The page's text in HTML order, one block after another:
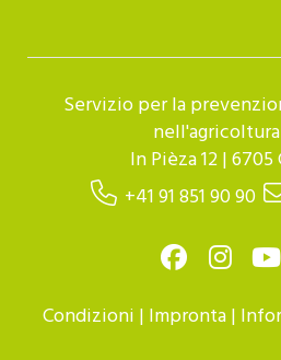
Servizio per la
In Pièza 12 |
+41 91 851 90 90
Condizioni | Impronta|